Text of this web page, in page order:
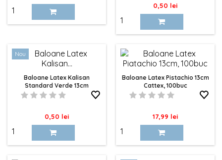
Pret
0,50 lei
Nou
Baloane Latex Kalisan
Standard Verde 13cm
Pret
0,50 lei
Baloane Latex Pistachio 13cm
Cattex, 100buc
Pret
17,99 lei